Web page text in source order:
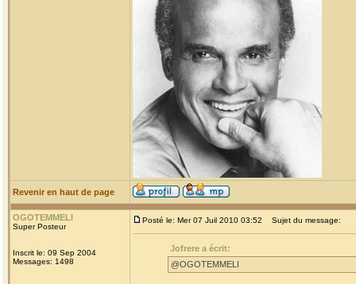
Revenir en haut de page
OGOTEMMELI
Super Posteur
Inscrit le: 09 Sep 2004
Messages: 1498
Posté le: Mer 07 Juil 2010 03:52 Sujet du message:
Jofrere a écrit:
@OGOTEMMELI